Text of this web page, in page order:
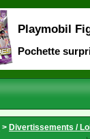
> Divertissements /
Playmobil
Pochette